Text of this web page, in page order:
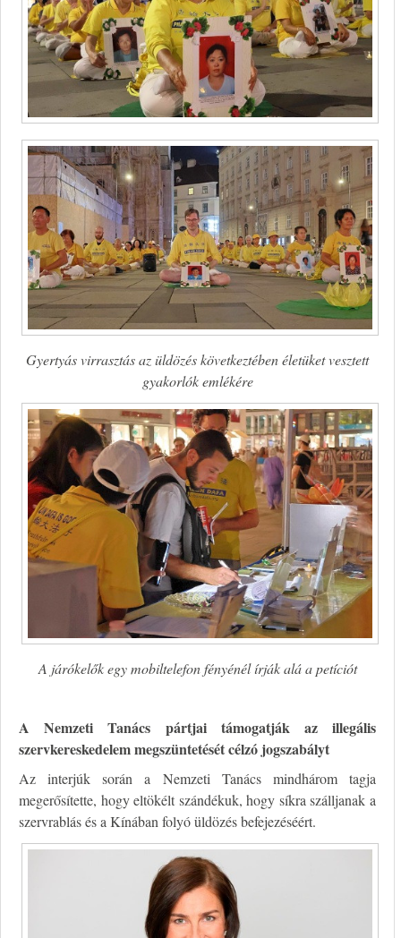
Gyertyás virrasztás az üldözés következtében életüket vesztett
gyakorlók emlékére
A járókelők egy mobiltelefon fényénél írják alá a petíciót
A Nemzeti Tanács pártjai támogatják az illegális
szervkereskedelem megszüntetését célzó jogszabályt
Az interjúk során a Nemzeti Tanács mindhárom tagja
megerősítette, hogy eltökélt szándékuk, hogy síkra szálljanak a
szervrablás és a Kínában folyó üldözés befejezéséért.